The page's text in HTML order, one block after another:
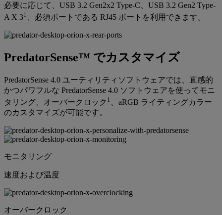
必要に応じて、USB 3.2 Gen2x2 Type-C、USB 3.2 Gen2 Type-
A X 31 、必須ポートである RJ45 ポートを利用できます。
PredatorSense™ でカスタマイズ
PredatorSense 4.0 ユーティリティソフトウェアでは、直感的
かつパワフルな PredatorSense 4.0 ソフトウェアを使ってモニ
タリング、オーバークロック 1
、aRGB ライティングカラー
のカスタマイズが可能です。
モニタリング
速度および温度
オーバークロック